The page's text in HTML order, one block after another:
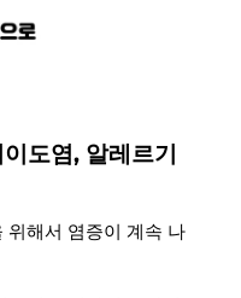
도염, 알레르기
위해서 염증이 계속 나